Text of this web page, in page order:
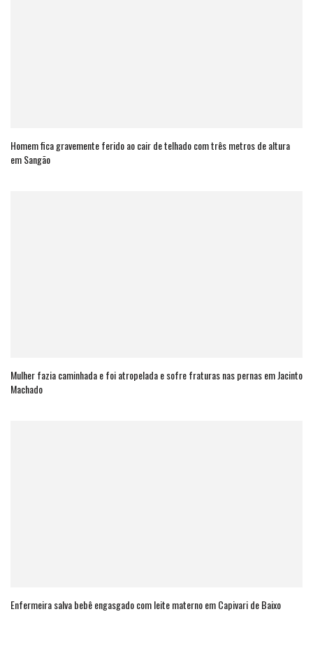
Homem fica gravemente ferido ao cair de telhado com três metros de altura
em Sangão
Mulher fazia caminhada e foi atropelada e sofre fraturas nas pernas em Jacinto
Machado
Enfermeira salva bebê engasgado com leite materno em Capivari de Baixo